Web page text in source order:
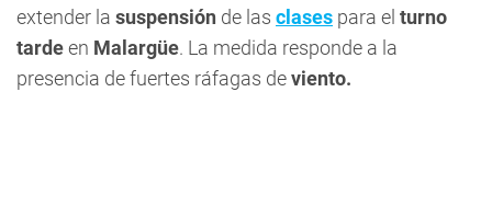
extender la suspensión de las clases para el turno
tardeen Malargüe. La medida responde a la
presencia de fuertes ráfagas deviento.